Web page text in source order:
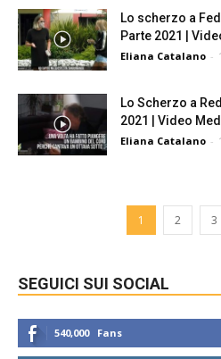
Lo scherzo a
Parte 2021 |
Eliana Catalano -
Lo Scherzo a
2021 | Video
Eliana Catalano -
1 2 3
SEGUICI SUI SOCIAL
540,000 Fans